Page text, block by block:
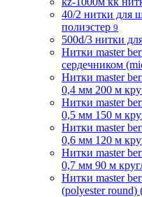
40/2 нитки для
полиэстер 9
500d/3 нитки
Нитки master
сердечником
Нитки master
0,4 мм 200 м
Нитки master
0,5 мм 150 м
Нитки master
0,6 мм 120 м
Нитки master
0,7 мм 90 м
Нитки master
(polyester